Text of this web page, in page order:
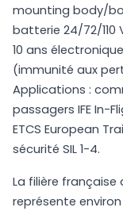
mounting body/
batterie 24/72/110
10 ans
(immunité aux
Applications :
passagers IFE In-
ETCS European
sécurité SIL 1-4.
La filière française
représente environ